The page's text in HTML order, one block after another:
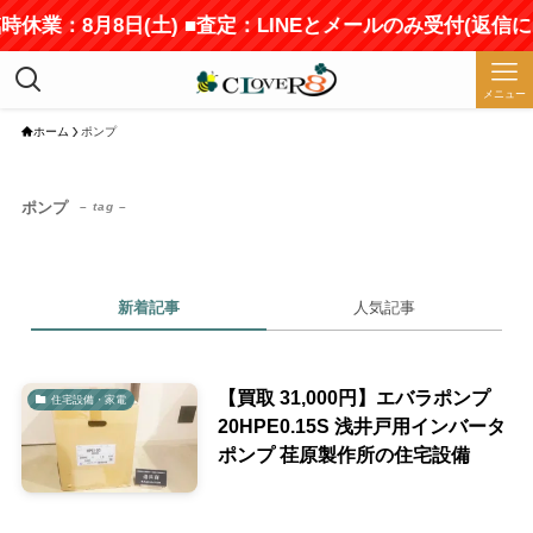
休業：8月8日(土) ■査定：LINEとメールのみ受付(返信
メニュー
ホーム ポンプ
ポンプ – tag –
新着記事 人気記事
住宅設備・家電
【買取 31,000円】エバラポンプ
20HPE0.15S 浅井戸用インバータ
ポンプ 荏原製作所の住宅設備